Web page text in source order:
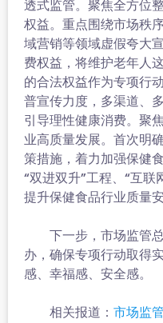
透式监管。聚焦全方位
权益。重点围绕市场秩
域营销等领域虚假夸大
费权益，将维护老年人
的合法权益作为专项行
普宣传力度，多渠道、
引导理性健康消费。聚
业高质量发展。首次明
策措施，着力加强保健
“双进双升”工程、“互
提升保健食品行业质量
下一步，市场监管总
办，确保专项行动取得
感、幸福感、安全感。
相关报道： 市场监